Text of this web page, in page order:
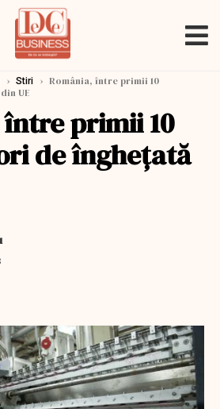
› Stiri › România, între primii 10
UE
primii 10
de înghețată